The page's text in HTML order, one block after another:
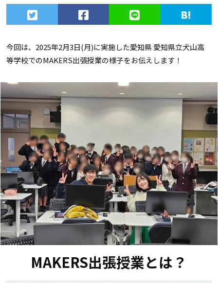
今回は、2025年2月3日(月)に実施した愛知県 愛知県立犬山高
等学校でのMAKERS出張授業の様子をお伝えします！
MAKERS出張授業とは？